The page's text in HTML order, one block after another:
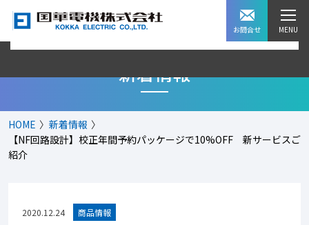
お問合せ
新着情報
HOME
新着情報
【NF回路設計】校正年間予約パッケージで10%OFF 新サービスご
紹介
2020.12.24